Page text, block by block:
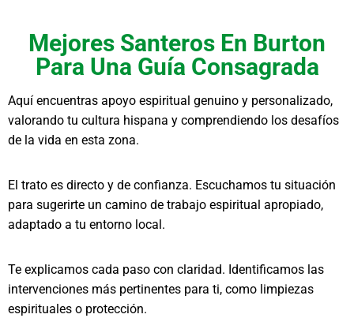
Mejores Santeros En Burton
Para Una Guía Consagrada
Aquí encuentras apoyo espiritual genuino y personalizado,
valorando tu cultura hispana y comprendiendo los desafíos
de la vida en esta zona.
El trato es directo y de confianza. Escuchamos tu situación
para sugerirte un camino de trabajo espiritual apropiado,
adaptado a tu entorno local.
Te explicamos cada paso con claridad. Identificamos las
intervenciones más pertinentes para ti, como limpiezas
espirituales o protección.